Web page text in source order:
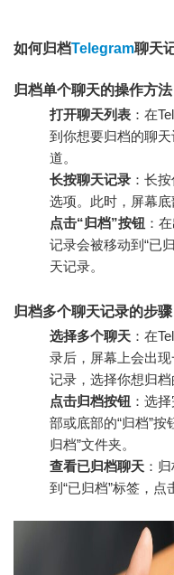
如何归档Telegram聊天
归档单个聊天的操作方法
打开聊天列表 ：在
到你想要归档的聊
道。
长按聊天记录 ：长
选项。此时，屏幕底
点击“归档”按钮 ：
记录会被移动到“已
天记录。
归档多个聊天记录的步骤
选择多个聊天 ：在
录后，屏幕上会出
记录，选择你想归档
点击归档按钮 ：选
部或底部的“归档”
归档”文件夹。
查看已归档聊天 ：
到“已归档”标签，点